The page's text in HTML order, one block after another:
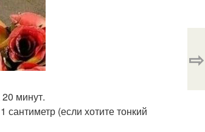
минут.
(если хотите тонкий
⇨